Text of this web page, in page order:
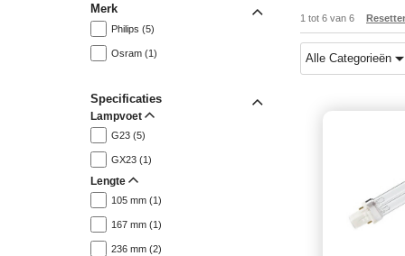
Merk
Philips (5)
Osram (1)
Specificaties
Lampvoet
G23 (5)
GX23 (1)
Lengte
105 mm (1)
167 mm (1)
236 mm (2)
1 tot 6 van 6
Alle Categorieën